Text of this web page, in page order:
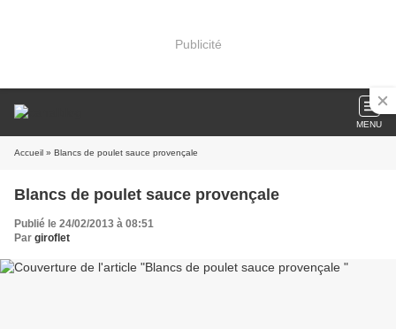
Publicité
MENU
Accueil » Blancs de poulet sauce provençale
Blancs de poulet sauce provençale
Publié le 24/02/2013 à 08:51
Par giroflet